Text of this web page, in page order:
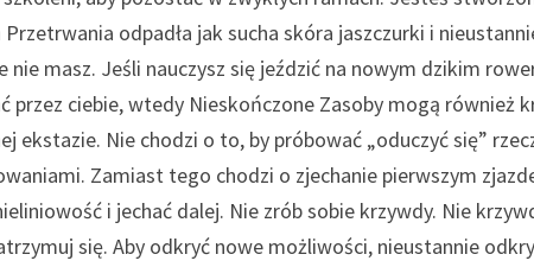
nie masz. Jeśli nauczysz się jeździć na nowym dzikim
przez ciebie, wtedy Nieskończone Zasoby mogą również
ekstazie. Nie chodzi o to, by próbować „oduczyć się”
Zamiast tego chodzi o zjechanie pierwszym
i jechać dalej. Nie zrób sobie krzywdy. Nie
się. Aby odkryć nowe możliwości, nieustannie